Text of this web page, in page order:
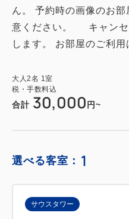
ん。 予約時の画像のお
意ください。 キャンセ
します。 お部屋のご利
大人 2名 1 室
税・手数料込
合計 30,000 円~
選べる客室： 1
サウスタワー